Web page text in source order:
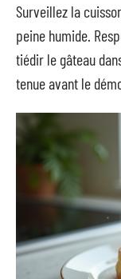
Surveillez la
peine humide.
tiédir le gâteau
tenue avant le